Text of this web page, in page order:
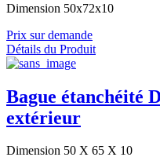
Dimension 50x72x10
Prix sur demande
Détails du Produit
Bague étanchéité
extérieur
Dimension 50 X 65 X 10